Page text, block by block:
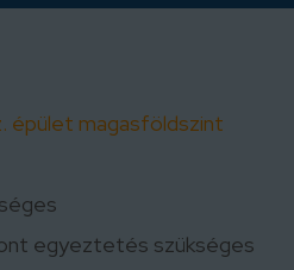
épület magasföldszint
egyeztetés szükséges